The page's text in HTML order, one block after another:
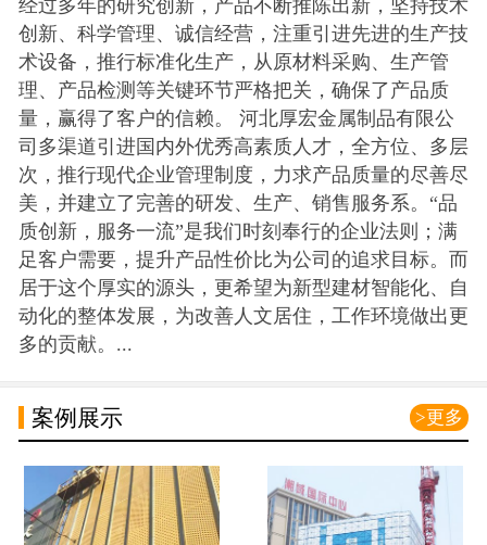
经过多年的研究创新，产品不断推陈出新，坚持技术
创新、科学管理、诚信经营，注重引进先进的生产技
术设备，推行标准化生产，从原材料采购、生产管
理、产品检测等关键环节严格把关，确保了产品质
量，赢得了客户的信赖。 河北厚宏金属制品有限公
司多渠道引进国内外优秀高素质人才，全方位、多层
次，推行现代企业管理制度，力求产品质量的尽善尽
美，并建立了完善的研发、生产、销售服务系。“品
质创新，服务一流”是我们时刻奉行的企业法则；满
足客户需要，提升产品性价比为公司的追求目标。而
居于这个厚实的源头，更希望为新型建材智能化、自
动化的整体发展，为改善人文居住，工作环境做出更
多的贡献。...
>更多
案例展示